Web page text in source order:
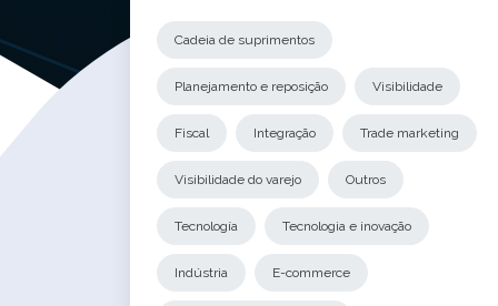
Cadeia de suprimentos
Planejamento e reposição Visibilidade
Fiscal Integração Trade marketing
Visibilidade do varejo Outros
Tecnología Tecnologia e inovação
Indústria E-commerce